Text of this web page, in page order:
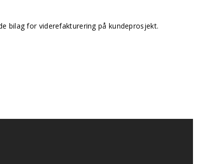
bilag for viderefakturering på kundeprosjekt.